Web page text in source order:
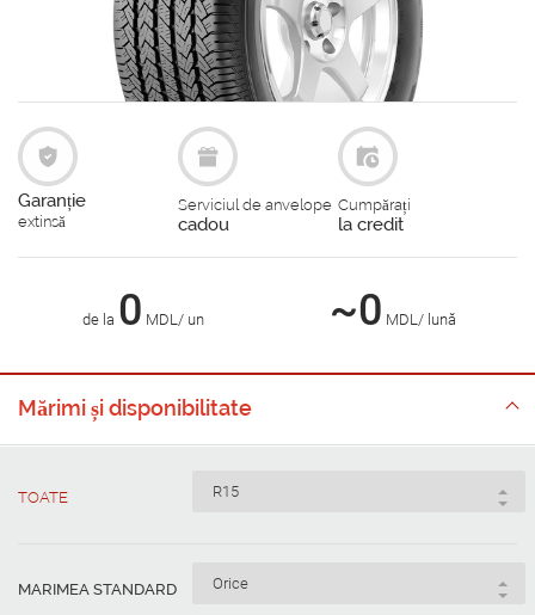
Garanție
extinsă
Serviciul de anvelope
cadou
Cumpărați
la credit
de la 0 MDL/ un ~0 MDL/ lună
Mărimi și disponibilitate
TOATE
MARIMEA STANDARD